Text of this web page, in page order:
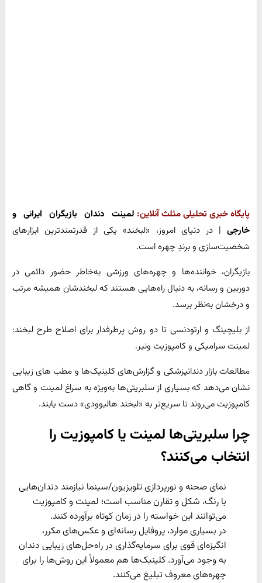
پایگاه خبری تحلیلی مثلث آنلاین: لمینت دندان بازیگران ایرانی و
خارجی | در دنیای امروز، «لبخند» یکی از قدرتمندترین ابزارهای
شخصیت‌سازی و برندِ چهره است.
بازیگران، خواننده‌ها و چهره‌های ورزشی به‌خاطر حضور دائمی در
دوربین و رسانه، به دنبال راه‌هایی هستند که لبخندشان همیشه مرتب
و درخشان به‌نظر برسد.
از بلیچینگ و ارتودنسی تا دو روش پرطرفدار برای اصلاح طرح لبخند:
لمینت سرامیکی و کامپوزیت ونیر.
مطالعات بازار دندانپزشکی و گزارش‌های کلینیک‌ها و مطب های زیبایی
نشان می‌دهد که بسیاری از سلبریتی‌ها به‌ویژه به سراغ لمینت و گاهی
کامپوزیت می‌روند تا سریع‌تر به «لبخند هالیوودی» دست یابند.
چرا سلبریتی‌ها لمینت یا کامپوزیت را
انتخاب می‌کنند؟
نمای صحنه و نورپردازی تلویزیون/سینما نیازمند دندان‌هایی
با رنگ، شکل و تقارن مناسب است؛ لمینت و کامپوزیت
می‌توانند این خواسته را در زمان کوتاه برآورده کنند.
در بسیاری موارد، پروفایل رسانه‌ای و عکس‌های مکرر،
انگیزه‌ای قوی برای سرمایه‌گذاری در راه‌حل‌های زیبایی دندان
به وجود می‌آورد. کلینیک‌ها هم معمولاً این روش‌ها را برای
چهره‌های معروف تبلیغ می‌کنند.